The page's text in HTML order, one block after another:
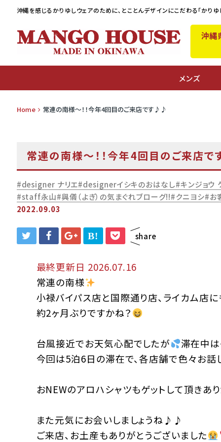
沖縄を感じるかりゆしウェアのために、 とことんデザインにこだわる「かり
沖縄
メンズ
Home 常連の南様～！！今年4回目のご来店です♪♪
常連の南様～！！今年4回目のご来店
designer ナリエ designerイシキのおはなし キンジョウ
staff永山 與儀（よぎ）の気まぐれブローグ!! クニヨシ お
2022.09.03
B! share
最終更新日 2026.07.16
常連の南様
小禄バイパス店と国際通り店、ライカム店
約2ヶ月ぶりですかね？
台風接近でお天気心配でしたが
滞在中は
今回は5泊6日の滞在で、各店舗で色々お話
おNEWのアロハシャツもゲットして頂きあ
また元気にお会いしましょうね♪♪
ご来店、お土産もありがとうございました